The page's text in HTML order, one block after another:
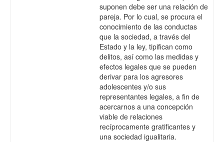
suponen debe ser una relación de
pareja. Por lo cual, se procura el
conocimiento de las conductas
que la sociedad, a través del
Estado y la ley, tipifican como
delitos, así como las medidas y
efectos legales que se pueden
derivar para los agresores
adolescentes y/o sus
representantes legales, a fin de
acercarnos a una concepción
viable de relaciones
recíprocamente gratificantes y
una sociedad igualitaria.